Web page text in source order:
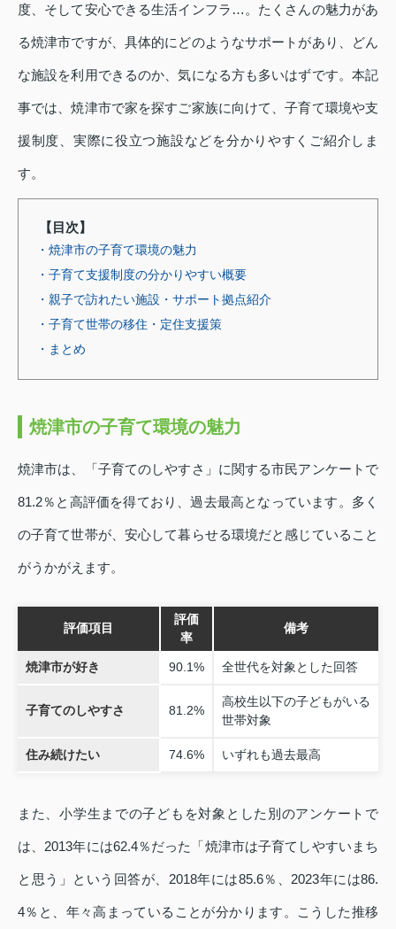
度、そして安心できる生活インフラ…。たくさんの魅力があ
る焼津市ですが、具体的にどのようなサポートがあり、どん
な施設を利用できるのか、気になる方も多いはずです。本記
事では、焼津市で家を探すご家族に向けて、子育て環境や支
援制度、実際に役立つ施設などを分かりやすくご紹介しま
す。
【目次】
・焼津市の子育て環境の魅力
・子育て支援制度の分かりやすい概要
・親子で訪れたい施設・サポート拠点紹介
・子育て世帯の移住・定住支援策
・まとめ
焼津市の子育て環境の魅力
焼津市は、「子育てのしやすさ」に関する市民アンケートで
81.2％と高評価を得ており、過去最高となっています。多く
の子育て世帯が、安心して暮らせる環境だと感じていること
がうかがえます。
評価項目
評価
率
備考
焼津市が好き 90.1% 全世代を対象とした回答
子育てのしやすさ 81.2%
高校生以下の子どもがいる
世帯対象
住み続けたい 74.6% いずれも過去最高
また、小学生までの子どもを対象とした別のアンケートで
は、2013年には62.4％だった「焼津市は子育てしやすいまち
と思う」という回答が、2018年には85.6％、2023年には86.
4％と、年々高まっていることが分かります。こうした推移